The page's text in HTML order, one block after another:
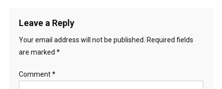
Leave a Reply
Your email address will not be published. Required fields
are marked *
Comment*